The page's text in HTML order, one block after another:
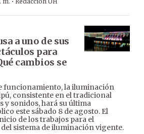
a uno de sus
para
cambios se
funcionamiento, la iluminación
consistente en el tradicional
y sonidos, hará su última
este sábado 8 de agosto. El
de los trabajos para el
sistema de iluminación vigente.